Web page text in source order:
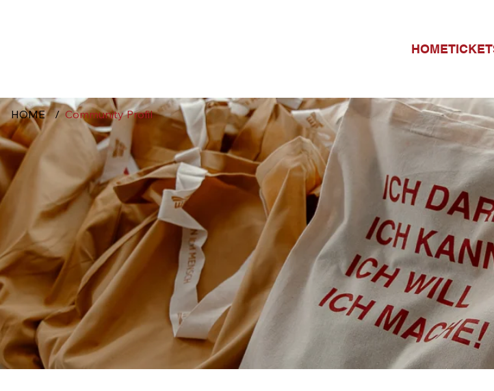
HOME
HOME / Community Profil